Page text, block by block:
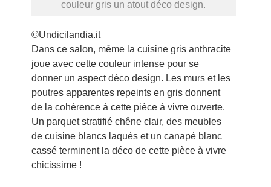
couleur gris un atout déco design.
©Undicilandia.it
Dans ce salon, même la cuisine gris anthracite
joue avec cette couleur intense pour se
donner un aspect déco design. Les murs et les
poutres apparentes repeints en gris donnent
de la cohérence à cette pièce à vivre ouverte.
Un parquet stratifié chêne clair, des meubles
de cuisine blancs laqués et un canapé blanc
cassé terminent la déco de cette pièce à vivre
chicissime !